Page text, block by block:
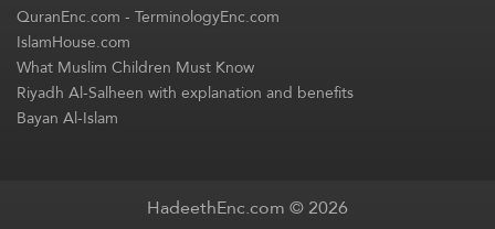
QuranEnc.com-TerminologyEnc.com
IslamHouse.com
What Muslim Children Must Know
Riyadh Al-Salheen with explanation and benefits
Bayan Al-Islam
HadeethEnc.com © 2026